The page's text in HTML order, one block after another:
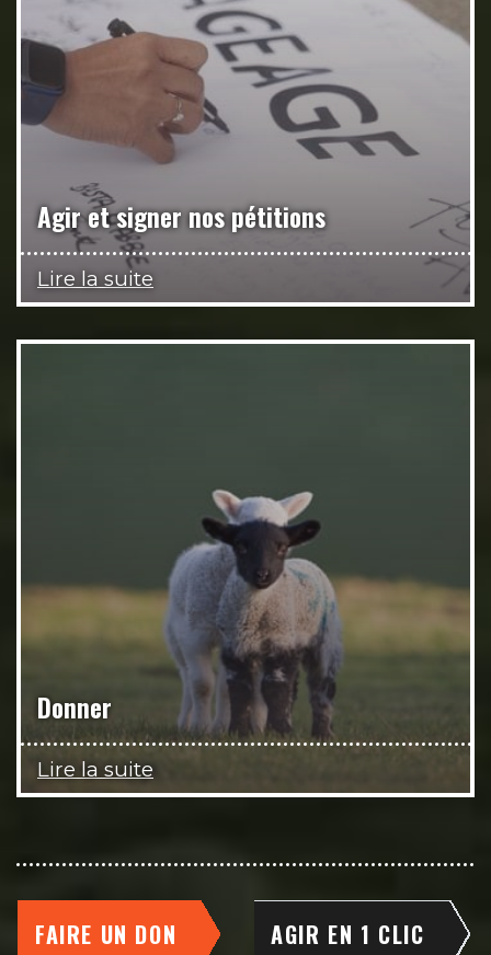
Agir et signer nos pétitions
Lire la suite
Donner
Lire la suite
FAIRE UN DON AGIR EN 1 CLIC